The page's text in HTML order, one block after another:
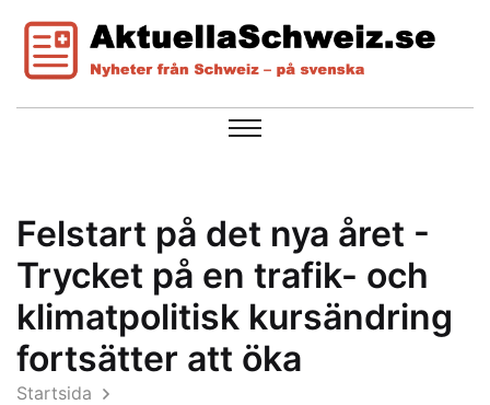
Felstart på det nya året -
Trycket på en trafik- och
klimatpolitisk kursändring
fortsätter att öka
Startsida